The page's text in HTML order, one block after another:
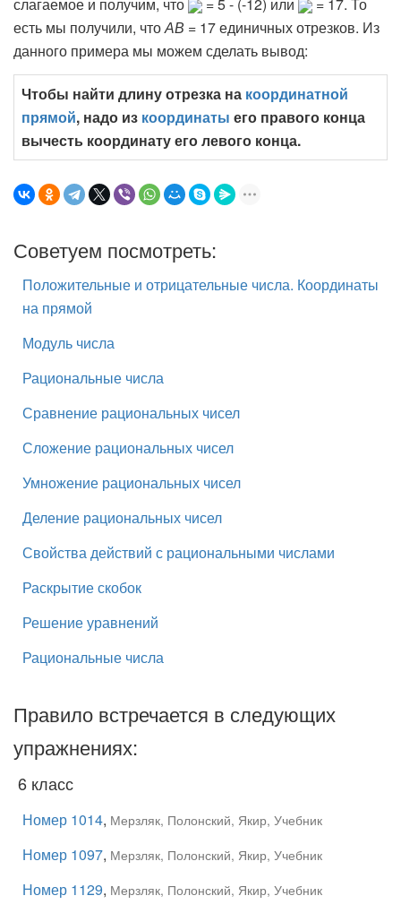
есть мы получили, чтоАВ = 17 единичных отрезков. Из
данного примера мы можем сделать вывод:
Чтобы найти длину отрезка на координатной
прямой, надо из координаты его правого конца
вычесть координату его левого конца.
Советуем посмотреть:
Положительные и отрицательные числа. Координаты
на прямой
Модуль числа
Рациональные числа
Сравнение рациональных чисел
Сложение рациональных чисел
Умножение рациональных чисел
Деление рациональных чисел
Свойства действий с рациональными числами
Раскрытие скобок
Решение уравнений
Рациональные числа
Правило встречается в следующих
упражнениях:
6 класс
Номер 1014, Мерзляк, Полонский, Якир, Учебник
Номер 1097, Мерзляк, Полонский, Якир, Учебник
Номер 1129, Мерзляк, Полонский, Якир, Учебник